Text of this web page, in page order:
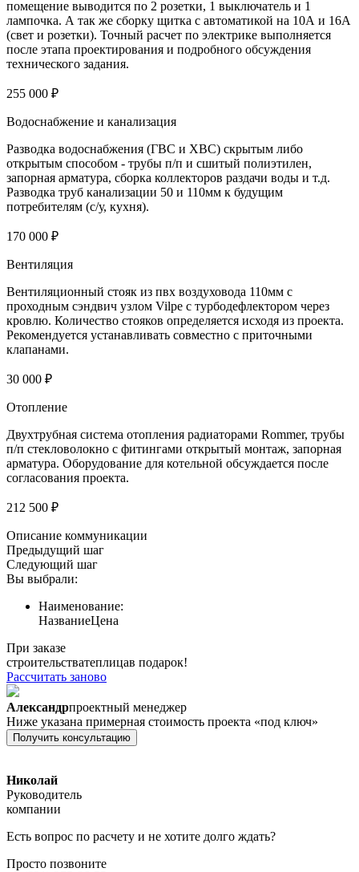
помещение выводится по 2 розетки, 1 выключатель и 1
лампочка. А так же сборку щитка с автоматикой на 10А и 16А
(свет и розетки). Точный расчет по электрике выполняется
после этапа проектирования и подробного обсуждения
технического задания.
255 000 ₽
Водоснабжение и канализация
Разводка водоснабжения (ГВС и ХВС) скрытым либо
открытым способом - трубы п/п и сшитый полиэтилен,
запорная арматура, сборка коллекторов раздачи воды и т.д.
Разводка труб канализации 50 и 110мм к будущим
потребителям (с/у, кухня).
170 000 ₽
Вентиляция
Вентиляционный стояк из пвх воздуховода 110мм с
проходным сэндвич узлом Vilpe с турбодефлектором через
кровлю. Количество стояков определяется исходя из проекта.
Рекомендуется устанавливать совместно с приточными
клапанами.
30 000 ₽
Отопление
Двухтрубная система отопления радиаторами Rommer, трубы
п/п стекловолокно с фитингами открытый монтаж, запорная
арматура. Оборудование для котельной обсуждается после
согласования проекта.
212 500 ₽
Описание коммуникации
Предыдущий шаг
Следующий шаг
Вы выбрали:
Наименование:
НазваниеЦена
При заказе
строительстватеплицав подарок!
Рассчитать заново
Александрпроектный менеджер
Ниже указана примерная стоимость проекта «под ключ»
Получить консультацию
Николай
Руководитель
компании
Есть вопрос по расчету и не хотите долго ждать?
Просто позвоните